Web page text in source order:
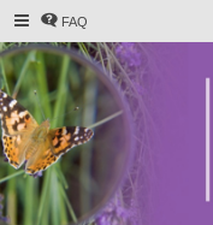
FAQ